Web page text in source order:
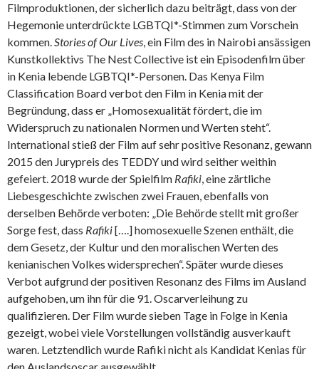
Filmproduktionen, der sicherlich dazu beiträgt, dass von der
Hegemonie unterdrückte LGBTQI*-Stimmen zum Vorschein
kommen.Stories of Our Lives, ein Film des in Nairobi ansässigen
Kunstkollektivs The Nest Collective ist ein Episodenfilm über
in Kenia lebende LGBTQI*-Personen. Das Kenya Film
Classification Board verbot den Film in Kenia mit der
Begründung, dass er „Homosexualität fördert, die im
Widerspruch zu nationalen Normen und Werten steht“.
International stieß der Film auf sehr positive Resonanz, gewann
2015 den Jurypreis des TEDDY und wird seither weithin
gefeiert. 2018 wurde der Spielfilm Rafiki, eine zärtliche
Liebesgeschichte zwischen zwei Frauen, ebenfalls von
derselben Behörde verboten: „Die Behörde stellt mit großer
Sorge fest, dass Rafiki[….] homosexuelle Szenen enthält, die
dem Gesetz, der Kultur und den moralischen Werten des
kenianischen Volkes widersprechen“. Später wurde dieses
Verbot aufgrund der positiven Resonanz des Films im Ausland
aufgehoben, um ihn für die 91. Oscarverleihung zu
qualifizieren. Der Film wurde sieben Tage in Folge in Kenia
gezeigt, wobei viele Vorstellungen vollständig ausverkauft
waren. Letztendlich wurde Rafiki nicht als Kandidat Kenias für